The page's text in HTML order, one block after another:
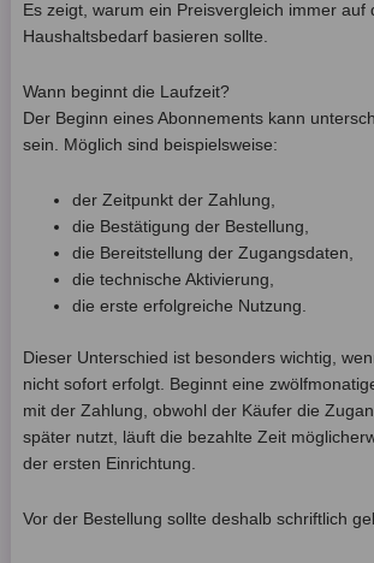
Es zeigt, warum ein Preisvergleich immer auf
Haushaltsbedarf basieren sollte.
Wann beginnt die Laufzeit?
Der Beginn eines Abonnements kann
sein. Möglich sind beispielsweise:
der Zeitpunkt der Zahlung,
die Bestätigung der Bestellung,
die Bereitstellung der Zugangsdaten,
die technische Aktivierung,
die erste erfolgreiche Nutzung.
Dieser Unterschied ist besonders wichtig,
nicht sofort erfolgt. Beginnt eine
mit der Zahlung, obwohl der Käufer die
später nutzt, läuft die bezahlte Zeit
der ersten Einrichtung.
Vor der Bestellung sollte deshalb schriftlich